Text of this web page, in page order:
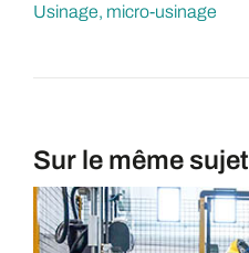
Usinage, micro-usinage
Sur le même sujet